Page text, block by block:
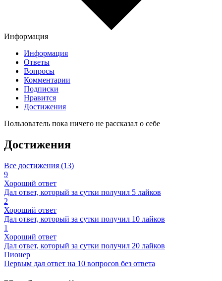
Информация
Информация
Ответы
Вопросы
Комментарии
Подписки
Нравится
Достижения
Пользователь пока ничего не рассказал о себе
Достижения
Все достижения (13)
9
Хороший ответ
Дал ответ, который за сутки получил 5 лайков
2
Хороший ответ
Дал ответ, который за сутки получил 10 лайков
1
Хороший ответ
Дал ответ, который за сутки получил 20 лайков
Пионер
Первым дал ответ на 10 вопросов без ответа